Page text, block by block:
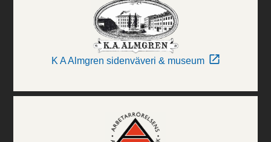
K A Almgren sidenväveri & museum